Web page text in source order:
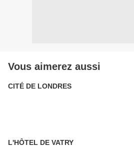
Vous aimerez aussi
CITÉ DE LONDRES
L'HÔTEL DE VATRY